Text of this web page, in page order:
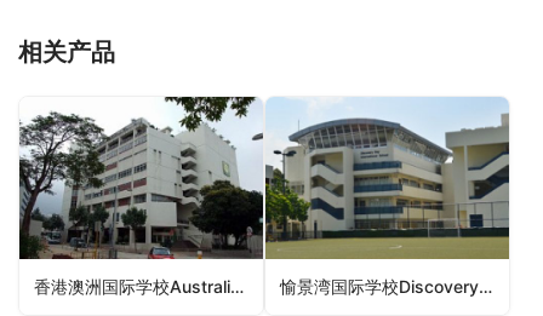
相关产品
香港澳洲国际学校Australian International School Hong Kong（香港国际学校） 愉景湾国际学校Discovery Bay International School（香港国际学校）